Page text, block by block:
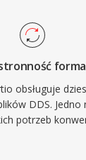
obsługuje
DDS. Jedno
potrzeb